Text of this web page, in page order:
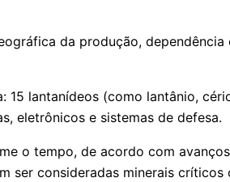
da produção, dependência
15 lantanídeos (como lantânio,
eletrônicos e sistemas de defesa.
o tempo, de acordo com
ser consideradas minerais críticos